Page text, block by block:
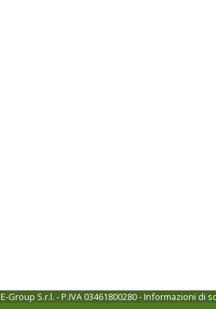
E-Group S.r.l. - P.IVA 03461800280-Informazioni di